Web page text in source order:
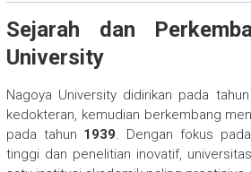
Sejarah dan
University
Nagoya University didirikan pada tahun
kedokteran, kemudian berkembang
pada tahun 1939. Dengan fokus
tinggi dan penelitian inovatif,